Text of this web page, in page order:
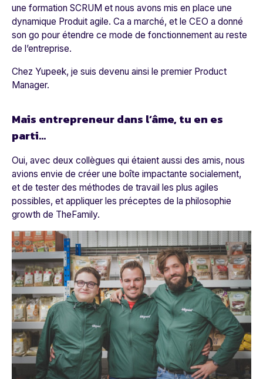
une formation SCRUM et nous avons mis en place une
dynamique Produit agile. Ca a marché, et le CEO a donné
son go pour étendre ce mode de fonctionnement au reste
de l’entreprise.
Chez Yupeek, je suis devenu ainsi le premier Product
Manager.
Mais entrepreneur dans l’âme, tu en es
parti...
Oui, avec deux collègues qui étaient aussi des amis, nous
avions envie de créer une boîte impactante socialement,
et de tester des méthodes de travail les plus agiles
possibles, et appliquer les préceptes de la philosophie
growth de TheFamily.